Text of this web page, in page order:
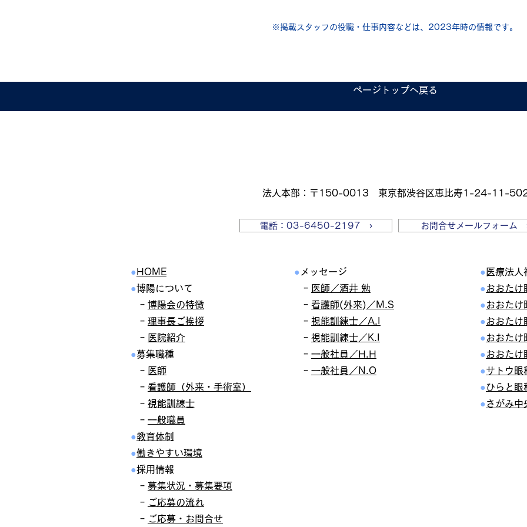
※掲載スタッフの役職・仕事内容などは、2023年時の情報です。
ページトップへ戻る
法人本部：〒150-0013 東京都渋谷区恵比寿1-24-11-
電話：03-6450-2197 › お問合せメールフォーム
● HOME
●博陽について
ｰ 博陽会の特徴
ｰ 理事長ご挨拶
ｰ 医院紹介
●募集職種
ｰ 医師
ｰ 看護師（外来・手術室）
ｰ 視能訓練士
ｰ 一般職員
●教育体制
●働きやすい環境
●採用情報
ｰ 募集状況・募集要項
ｰ ご応募の流れ
ｰ ご応募・お問合せ
● メッセージ
ｰ 医師／酒井 勉
ｰ 看護師(外来)／M.S
ｰ 視能訓練士／A.I
ｰ 視能訓練士／K.I
ｰ 一般社員／H.H
ｰ 一般社員／N.O
● 医療法
●おおたけ
●おおたけ
●おおた
●おおたけ
●おおたけ
●サトウ眼
●ひらと眼
●さがみ中